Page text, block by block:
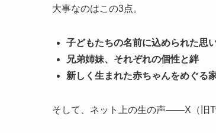
大事なのはこの3点。
子どもたちの名前に込められた思
兄弟姉妹、それぞれの個性と絆
新しく生まれた赤ちゃんをめぐる
そして、ネット上の生の声――X（旧